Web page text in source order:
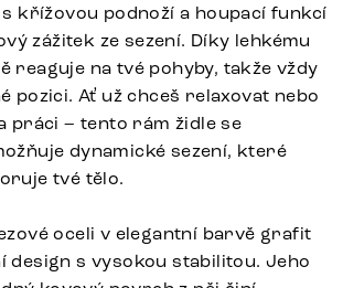
křížovou podnoží a houpací funkcí
zážitek ze sezení. Díky lehkému
reaguje na tvé pohyby, takže vždy
pozici. Ať už chceš relaxovat nebo
práci – tento rám židle se
dynamické sezení, které
tvé tělo.
oceli v elegantní barvě grafit
design s vysokou stabilitou. Jeho